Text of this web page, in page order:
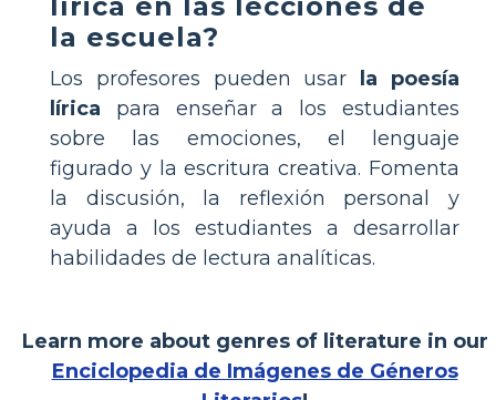
la escuela?
Los profesores pueden usar
la poesía
lírica para enseñar a los estudiantes
sobre las emociones, el lenguaje
figurado y la escritura creativa. Fomenta
la discusión, la reflexión personal y
ayuda a los estudiantes a desarrollar
habilidades de lectura analíticas.
Learn more about genres of literature in our
Enciclopedia de Imágenes de Géneros